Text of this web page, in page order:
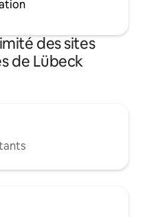
des sites
de Lübeck